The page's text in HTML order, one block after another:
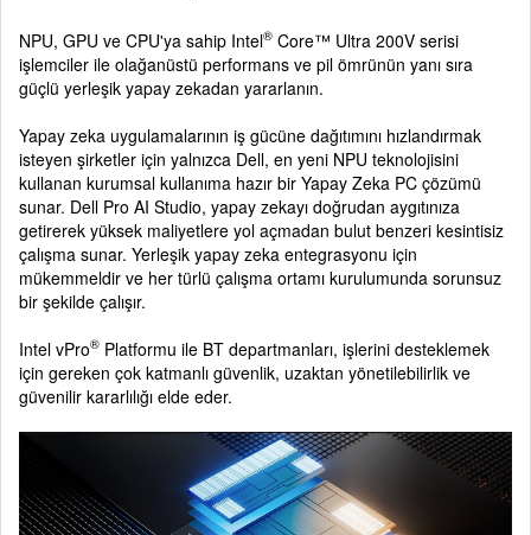
NPU, GPU ve CPU'ya sahip Intel® Core™ Ultra 200V serisi
işlemciler ile olağanüstü performans ve pil ömrünün yanı sıra
güçlü yerleşik yapay zekadan yararlanın.
Yapay zeka uygulamalarının iş gücüne dağıtımını hızlandırmak
isteyen şirketler için yalnızca Dell, en yeni NPU teknolojisini
kullanan kurumsal kullanıma hazır bir Yapay Zeka PC çözümü
sunar. Dell Pro AI Studio, yapay zekayı doğrudan aygıtınıza
getirerek yüksek maliyetlere yol açmadan bulut benzeri kesintisiz
çalışma sunar. Yerleşik yapay zeka entegrasyonu için
mükemmeldir ve her türlü çalışma ortamı kurulumunda sorunsuz
bir şekilde çalışır.
Intel vPro® Platformu ile BT departmanları, işlerini desteklemek
için gereken çok katmanlı güvenlik, uzaktan yönetilebilirlik ve
güvenilir kararlılığı elde eder.